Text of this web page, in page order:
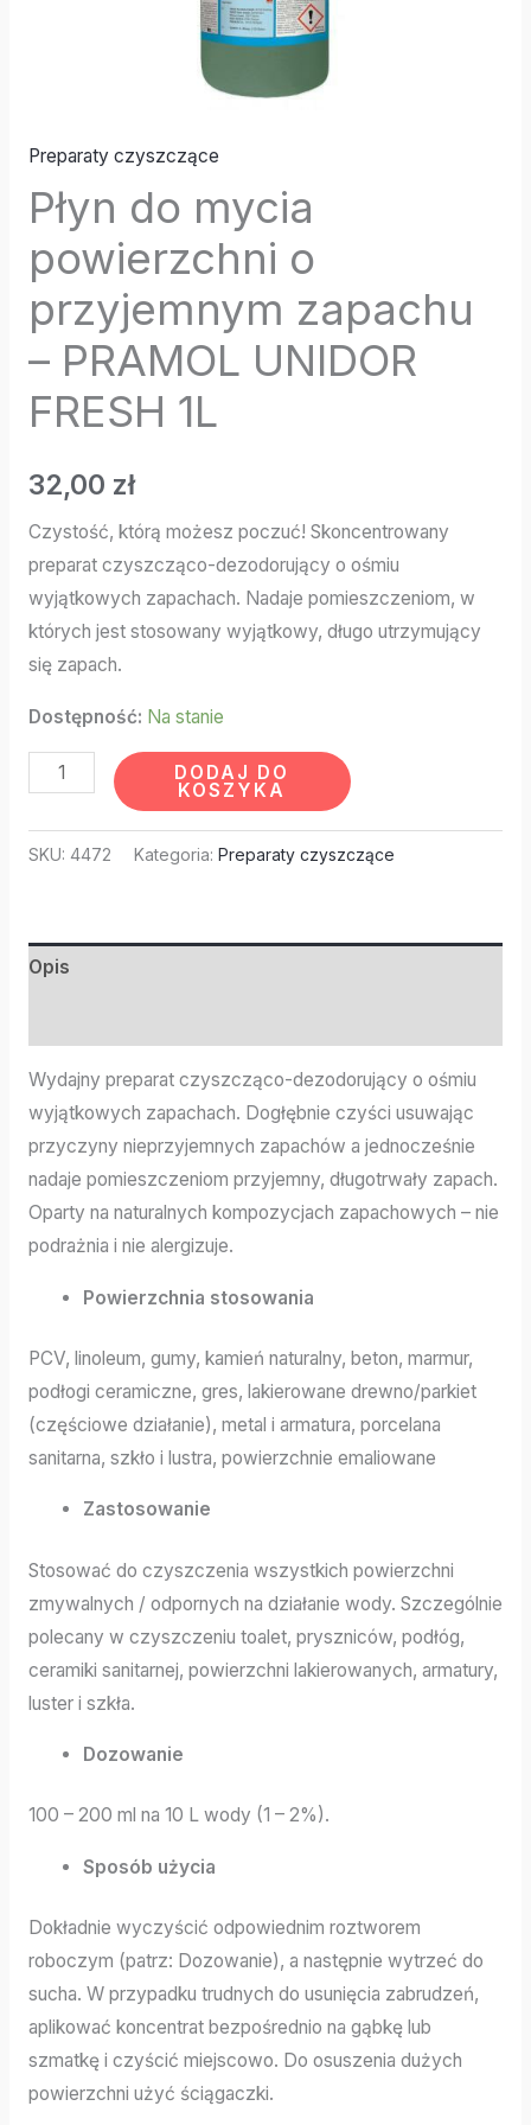
Preparaty czyszczące
Płyn do mycia
powierzchni o
przyjemnym zapachu
– PRAMOL UNIDOR
FRESH 1L
32,00 zł
Czystość, którą możesz poczuć! Skoncentrowany
preparat czyszcząco-dezodorujący o ośmiu
wyjątkowych zapachach. Nadaje pomieszczeniom, w
których jest stosowany wyjątkowy, długo utrzymujący
się zapach.
Dostępność: Na stanie
DODAJ DO
KOSZYKA
SKU: 4472 Kategoria: Preparaty czyszczące
Opis
Wydajny preparat czyszcząco-dezodorujący o ośmiu
wyjątkowych zapachach. Dogłębnie czyści usuwając
przyczyny nieprzyjemnych zapachów a jednocześnie
nadaje pomieszczeniom przyjemny, długotrwały zapach.
Oparty na naturalnych kompozycjach zapachowych – nie
podrażnia i nie alergizuje.
Powierzchnia stosowania
PCV, linoleum, gumy, kamień naturalny, beton, marmur,
podłogi ceramiczne, gres, lakierowane drewno/parkiet
(częściowe działanie), metal i armatura, porcelana
sanitarna, szkło i lustra, powierzchnie emaliowane
Zastosowanie
Stosować do czyszczenia wszystkich powierzchni
zmywalnych / odpornych na działanie wody. Szczególnie
polecany w czyszczeniu toalet, pryszniców, podłóg,
ceramiki sanitarnej, powierzchni lakierowanych, armatury,
luster i szkła.
Dozowanie
100 – 200 ml na 10 L wody (1 – 2%).
Sposób użycia
Dokładnie wyczyścić odpowiednim roztworem
roboczym (patrz: Dozowanie), a następnie wytrzeć do
sucha. W przypadku trudnych do usunięcia zabrudzeń,
aplikować koncentrat bezpośrednio na gąbkę lub
szmatkę i czyścić miejscowo. Do osuszenia dużych
powierzchni użyć ściągaczki.